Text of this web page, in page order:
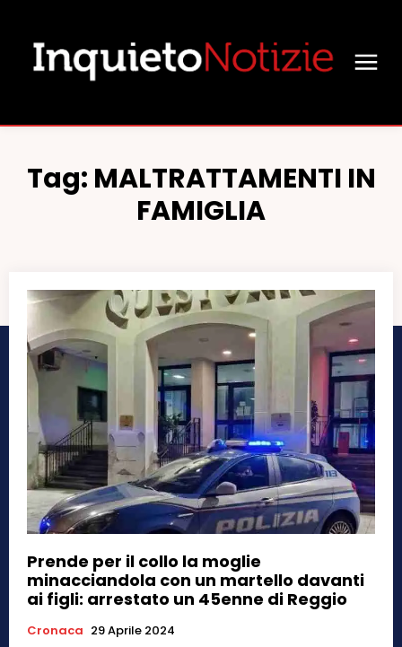
Tag: MALTRATTAMENTI IN
FAMIGLIA
Prende per il collo la moglie
minacciandola con un martello davanti
ai figli: arrestato un 45enne di Reggio
Cronaca 29 Aprile 2024